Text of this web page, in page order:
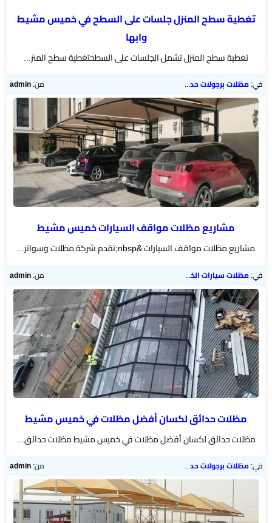
تغطية سطح المنزل جلسات على السطح في خميس مشيط
وابها
تغطية سطح المنزل تشمل الجلسات على السطحتغطية سطح المنز...
في:مظلات برجولات حدائق من:admin
مشاريع مظلات مواقف السيارات خميس مشيط
مشاريع مظلات مواقف السيارات &nbsp;تقدم شركة مظلات وسواتر...
في:مظلات سيارات الخميس من:admin
مظلات حدائق لكسان أفضل مظلات في خميس مشيط
مظلات حدائق لكسان أفضل مظلات في خميس مشيط مظلات حدائق...
في:مظلات برجولات حدائق من:admin